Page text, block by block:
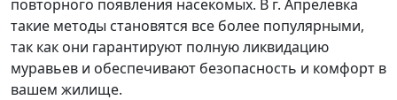
повторного появления насекомых. В г. Апрелевка
такие методы становятся все более популярными,
так как они гарантируют полную ликвидацию
муравьев и обеспечивают безопасность и комфорт в
вашем жилище.